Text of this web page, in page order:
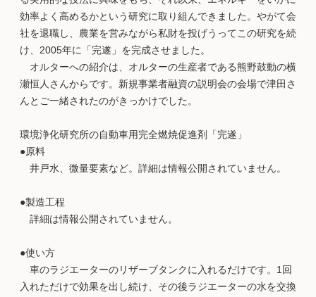
効率よく高めるかという研究に取り組んできました。やがて会
社を退職し、農業を営みながら私財を投げうってこの研究を続
け、2005年に「完遂」を完成させました。
オルターへの紹介は、オルターの生産者である熊野鼓動の横
瀬恒人さんからです。新規事業者融資の説明会の会場で津田さ
んとご一緒されたのがきっかけでした。
環境浄化研究所の自動車用完全燃焼促進剤「完遂」
●原料
井戸水、微量要素など。詳細は情報公開されていません。
●製造工程
詳細は情報公開されていません。
●使い方
車のラジエーターのリザーブタンクに入れるだけです。1回
入れただけで効果を出し続け、その後ラジエーターの水を交換